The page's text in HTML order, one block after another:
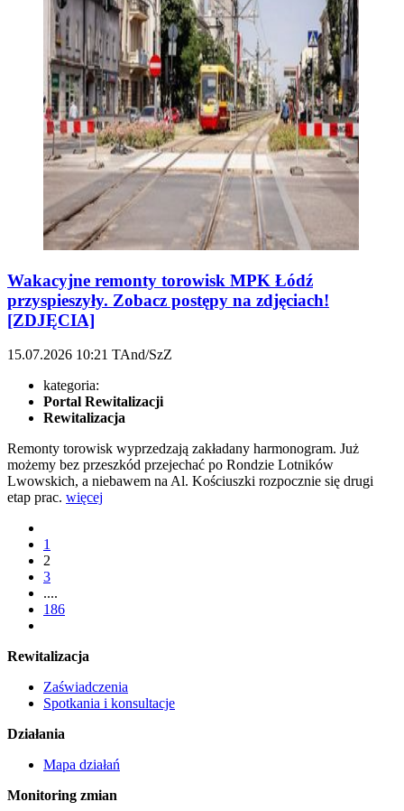
Wakacyjne remonty torowisk MPK Łódź
przyspieszyły. Zobacz postępy na zdjęciach!
[ZDJĘCIA]
15.07.2026 10:21 TAnd/SzZ
kategoria:
Portal Rewitalizacji
Rewitalizacja
Remonty torowisk wyprzedzają zakładany harmonogram. Już
możemy bez przeszkód przejechać po Rondzie Lotników
Lwowskich, a niebawem na Al. Kościuszki rozpocznie się drugi
etap prac. więcej
1
2
3
....
186
Rewitalizacja
Zaświadczenia
Spotkania i konsultacje
Działania
Mapa działań
Monitoring zmian